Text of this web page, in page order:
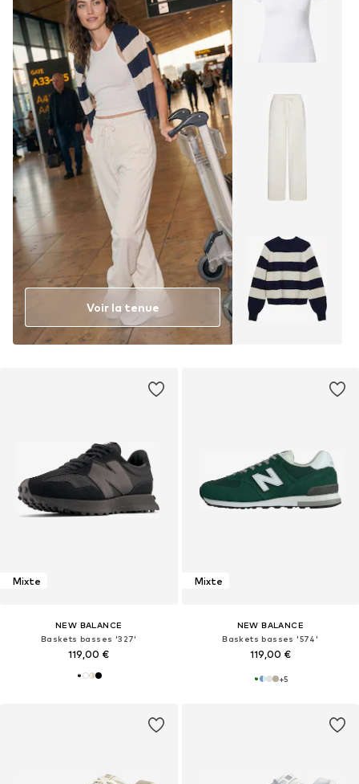
Voir la tenue
Mixte
NEW BALANCE
Baskets basses '327'
119,00 €
Mixte
NEW BALANCE
Baskets basses '574'
119,00 €
+5